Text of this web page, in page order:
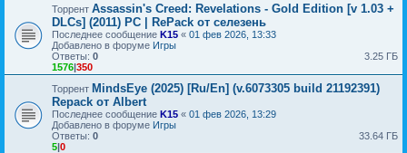
Торрент Assassin's Creed: Revelations - Gold Edition [v 1.03 +
DLCs] (2011) PC | RePack от селезень
Последнее сообщение K15 « 01 фев 2026, 13:33
Добавлено в форуме Игры
Ответы: 0
1576|350
3.25 ГБ
Торрент MindsEye (2025) [Ru/En] (v.6073305 build 21192391)
Repack от Albert
Последнее сообщение K15 « 01 фев 2026, 13:29
Добавлено в форуме Игры
Ответы: 0
5|0
33.64 ГБ